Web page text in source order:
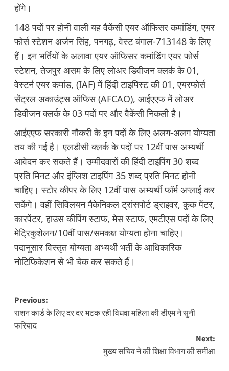
होंगे।
148 पदों पर होनी वाली यह वैकेंसी एयर ऑफिसर कमांडिंग, एयर
फोर्स स्टेशन अर्जन सिंह, पनगढ़, वेस्ट बंगाल-713148 के लिए
हैं। इन भर्तियों के अलावा एयर ऑफिसर कमांडिंग एयर फोर्स
स्टेशन, तेजपुर असम के लिए लोअर डिवीजन क्लर्क के 01,
वेस्टर्न एयर कमांड, (IAF) में हिंदी टाइपिस्ट की 01, एयरफोर्स
सेंट्रल अकाउंट्स ऑफिस (AFCAO), आईएएफ में लोअर
डिवीजन क्लर्क के 03 पदों पर और वैकेंसी निकली है।
आईएएफ सरकारी नौकरी के इन पदों के लिए अलग-अलग योग्यता
तय की गई है। एलडीसी क्लर्क के पदों पर 12वीं पास अभ्यर्थी
आवेदन कर सकते हैं। उम्मीदवारों की हिंदी टाइपिंग 30 शब्द
प्रति मिनट और इंग्लिश टाइपिंग 35 शब्द प्रति मिनट होनी
चाहिए। स्टोर कीपर के लिए 12वीं पास अभ्यर्थी फॉर्म अप्लाई कर
सकेंगे। वहीं सिविलयन मैकेनिकल ट्रांसपोर्ट ड्राइवर, कुक पेंटर,
कारपेंटर, हाउस कीपिंग स्टाफ, मेस स्टाफ, एमटीएस पदों के लिए
मेट्रिकुशेलन/10वीं पास/समकक्ष योग्यता होना चाहिए।
पदानुसार विस्तृत योग्यता अभ्यर्थी भर्ती के आधिकारिक
नोटिफिकेशन से भी चेक कर सकते हैं।
Post
navigation
Previous:
राशन कार्ड के लिए दर दर भटक रही विधवा महिला की डीएम ने सुनी
फरियाद
Next:
मुख्य सचिव ने की शिक्षा विभाग की समीक्षा